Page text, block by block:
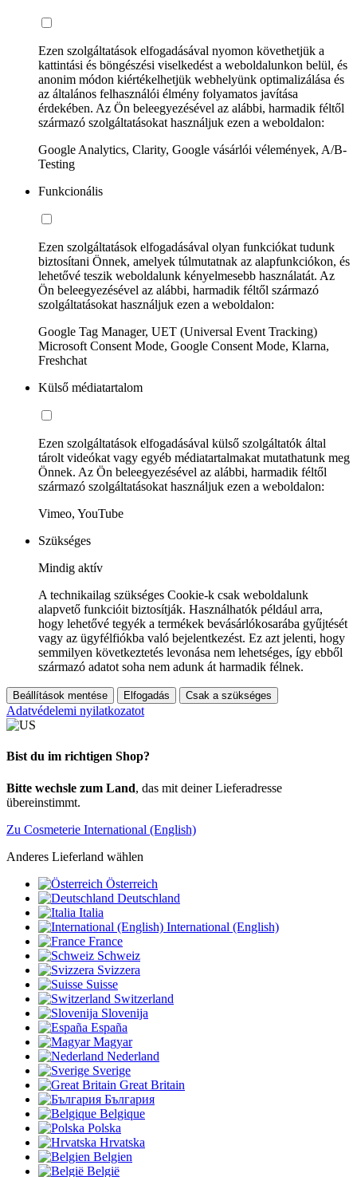
Ezen szolgáltatások elfogadásával nyomon követhetjük a
kattintási és böngészési viselkedést a weboldalunkon belül, és
anonim módon kiértékelhetjük webhelyünk optimalizálása és
az általános felhasználói élmény folyamatos javítása
érdekében. Az Ön beleegyezésével az alábbi, harmadik féltől
származó szolgáltatásokat használjuk ezen a weboldalon:
Google Analytics, Clarity, Google vásárlói vélemények, A/B-
Testing
Funkcionális
Ezen szolgáltatások elfogadásával olyan funkciókat tudunk
biztosítani Önnek, amelyek túlmutatnak az alapfunkciókon, és
lehetővé teszik weboldalunk kényelmesebb használatát. Az
Ön beleegyezésével az alábbi, harmadik féltől származó
szolgáltatásokat használjuk ezen a weboldalon:
Google Tag Manager, UET (Universal Event Tracking)
Microsoft Consent Mode, Google Consent Mode, Klarna,
Freshchat
Külső médiatartalom
Ezen szolgáltatások elfogadásával külső szolgáltatók által
tárolt videókat vagy egyéb médiatartalmakat mutathatunk meg
Önnek. Az Ön beleegyezésével az alábbi, harmadik féltől
származó szolgáltatásokat használjuk ezen a weboldalon:
Vimeo, YouTube
Szükséges
Mindig aktív
A technikailag szükséges Cookie-k csak weboldalunk
alapvető funkcióit biztosítják. Használhatók például arra,
hogy lehetővé tegyék a termékek bevásárlókosarába gyűjtését
vagy az ügyfélfiókba való bejelentkezést. Ez azt jelenti, hogy
semmilyen következtetés levonása nem lehetséges, így ebből
származó adatot soha nem adunk át harmadik félnek.
Beállítások mentése Elfogadás Csak a szükséges
Adatvédelemi nyilatkozatot
Bist du im richtigen Shop?
Bitte wechsle zum Land, das mit deiner Lieferadresse
übereinstimmt.
Zu Cosmeterie International (English)
Anderes Lieferland wählen
Österreich
Deutschland
Italia
International (English)
France
Schweiz
Svizzera
Suisse
Switzerland
Slovenija
España
Magyar
Nederland
Sverige
Great Britain
България
Belgique
Polska
Hrvatska
Belgien
België